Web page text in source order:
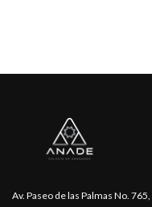
Av. Paseo de las Palmas No.